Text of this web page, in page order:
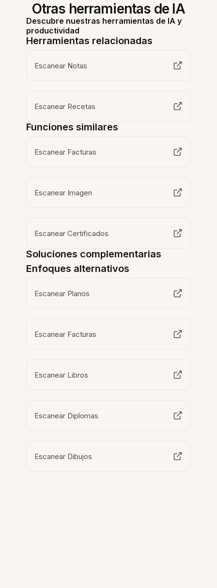
Otras herramientas de IA
Descubre nuestras herramientas de IA y
productividad
Herramientas relacionadas
Escanear Notas
Escanear Recetas
Funciones similares
Escanear Facturas
Escanear Imagen
Escanear Certificados
Soluciones complementarias
Enfoques alternativos
Escanear Planos
Escanear Facturas
Escanear Libros
Escanear Diplomas
Escanear Dibujos